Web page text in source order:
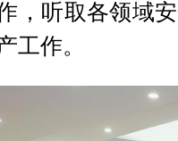
，听取各领域
工作。